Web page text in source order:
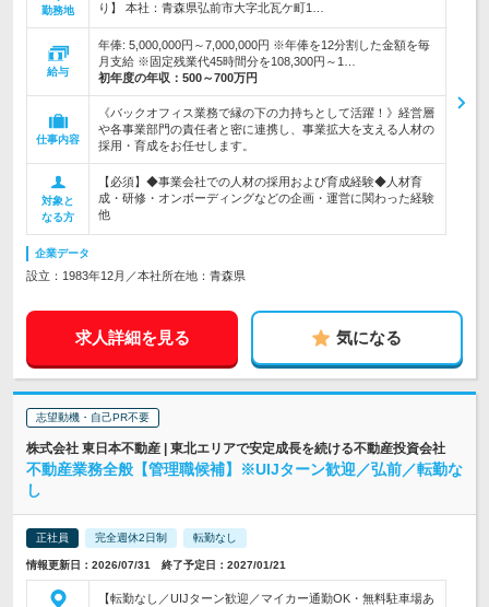
勤務地
り】 本社：青森県弘前市大字北瓦ケ町1…
給与
年俸: 5,000,000円～7,000,000円 ※年俸を12分割した金額を毎
月支給 ※固定残業代45時間分を108,300円～1…
初年度の年収： 500～700万円
仕事内容
《バックオフィス業務で縁の下の力持ちとして活躍！》経営層
や各事業部門の責任者と密に連携し、事業拡大を支える人材の
採用・育成をお任せします。
対象と
なる方
【必須】◆事業会社での人材の採用および育成経験◆人材育
成・研修・オンボーディングなどの企画・運営に関わった経験
他
企業データ
設立：1983年12月／本社所在地：青森県
求人詳細を見る 気になる
志望動機・自己PR不要
株式会社 東日本不動産 | 東北エリアで安定成長を続ける不動産投資会社
不動産業務全般【管理職候補】※UIJターン歓迎／弘前／転勤な
し
正社員 完全週休2日制 転勤なし
情報更新日：2026/07/31 終了予定日：2027/01/21
【転勤なし／UIJターン歓迎／マイカー通勤OK・無料駐車場あ